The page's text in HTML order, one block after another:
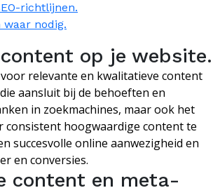
richtlijnen.
nodig.
op je website.
relevante en kwalitatieve content
aansluit bij de behoeften en
in zoekmachines, maar ook het
hoogwaardige content te
succesvolle online aanwezigheid en
en conversies.
content en meta-